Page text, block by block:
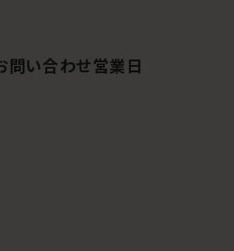
問い合わせ営業日